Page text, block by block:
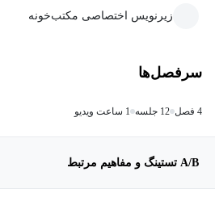
زیرنویس اختصاصی مکتب‌خونه
سرفصل‌ها
4 فصل 12 جلسه 1 ساعت ویدیو
A/B تستینگ و مفاهیم مرتبط